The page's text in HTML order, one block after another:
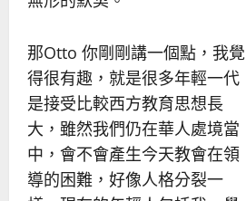
那Otto 你剛剛講一個點，我覺
得很有趣，就是很多年輕一代
是接受比較西方教育思想長
大，雖然我們仍在華人處境當
中，會不會產生今天教會在領
導的困難，好像人格分裂一